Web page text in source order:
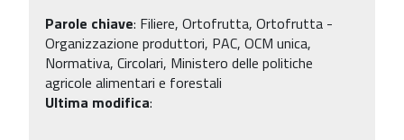
Parole chiave: Filiere, Ortofrutta, Ortofrutta -
Organizzazione produttori, PAC, OCM unica,
Normativa, Circolari, Ministero delle politiche
agricole alimentari e forestali
Ultima modifica: